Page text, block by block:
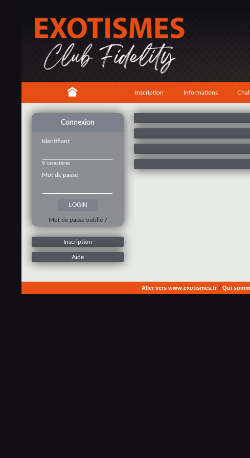
Inscription Informations
Connexion
Identifiant
8 caractères
Mot de passe
Mot de passe oublié ?
Inscription
Aide
Aller vers www.exotismes.fr/ Qui